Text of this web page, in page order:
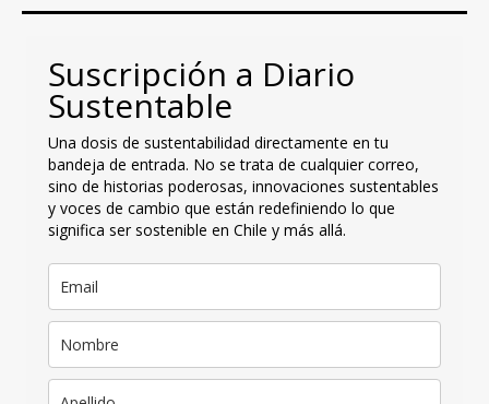
Suscripción a Diario
Sustentable
Una dosis de sustentabilidad directamente en tu
bandeja de entrada. No se trata de cualquier correo,
sino de historias poderosas, innovaciones sustentables
y voces de cambio que están redefiniendo lo que
significa ser sostenible en Chile y más allá.